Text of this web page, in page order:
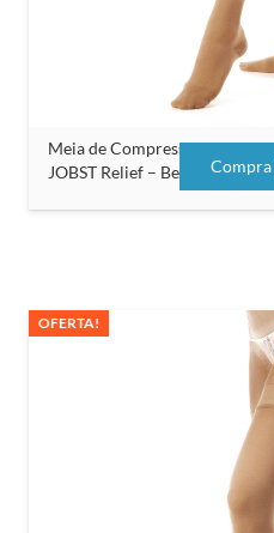
Meia de Compressão
JOBST Relief – Bege – Sem
Compra
OFERTA!